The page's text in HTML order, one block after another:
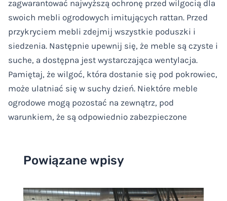
zagwarantować najwyższą ochronę przed wilgocią dla
swoich mebli ogrodowych imitujących rattan. Przed
przykryciem mebli zdejmij wszystkie poduszki i
siedzenia. Następnie upewnij się, że meble są czyste i
suche, a dostępna jest wystarczająca wentylacja.
Pamiętaj, że wilgoć, która dostanie się pod pokrowiec,
może ulatniać się w suchy dzień. Niektóre meble
ogrodowe mogą pozostać na zewnątrz, pod
warunkiem, że są odpowiednio zabezpieczone
Powiązane wpisy